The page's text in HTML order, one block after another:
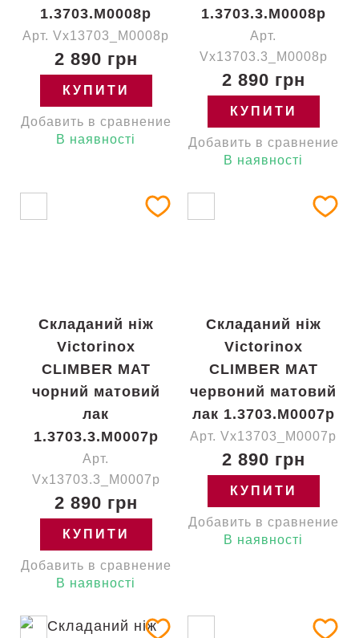
1.3703.M0008p
Арт. Vx13703_M0008p
2 890 грн
КУПИТИ
Добавить в сравнение
В наявності
1.3703.3.M0008p
Арт.
Vx13703.3_M0008p
2 890 грн
КУПИТИ
Добавить в сравнение
В наявності
Складаний ніж
Victorinox
CLIMBER MAT
чорний матовий
лак
1.3703.3.M0007p
Арт.
Vx13703.3_M0007p
2 890 грн
КУПИТИ
Добавить в сравнение
В наявності
Складаний ніж
Victorinox
CLIMBER MAT
червоний матовий
лак 1.3703.M0007p
Арт. Vx13703_M0007p
2 890 грн
КУПИТИ
Добавить в сравнение
В наявності